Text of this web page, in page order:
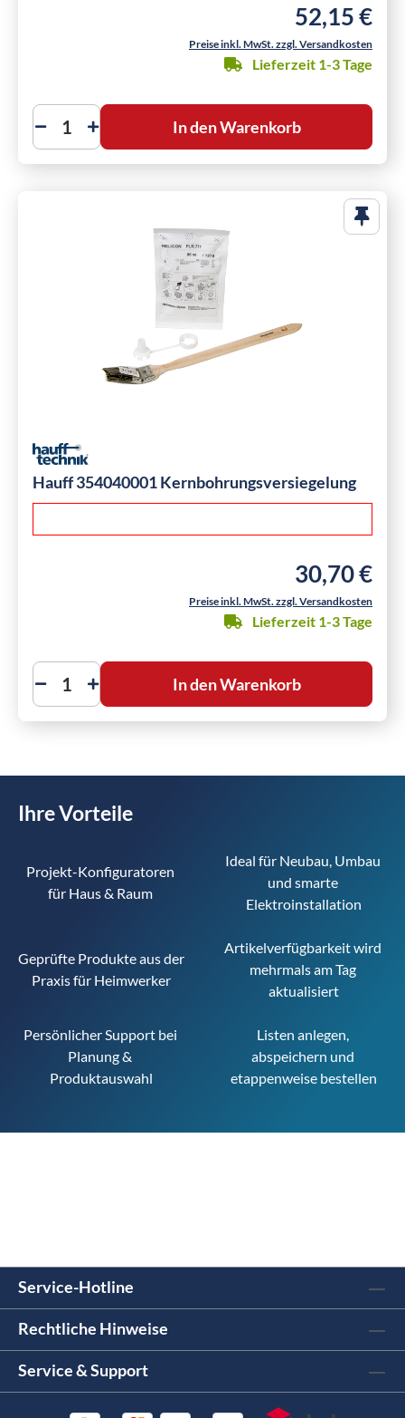
Regulärer
52,15 €
Preise inkl. MwSt. zzgl. Versandkosten
Lieferzeit 1-3 Tage
In den Warenkorb
Hauff 354040001 Kernbohrungsversiegelung
Regulärer
30,70 €
Preise inkl. MwSt. zzgl. Versandkosten
Lieferzeit 1-3 Tage
In den Warenkorb
Ihre Vorteile
Projekt-Konfiguratoren
für Haus & Raum
Ideal für Neubau, Umbau
und smarte
Elektroinstallation
Geprüfte Produkte aus der
Praxis für Heimwerker
Artikelverfügbarkeit wird
mehrmals am Tag
aktualisiert
Persönlicher Support bei
Planung &
Produktauswahl
Listen anlegen,
abspeichern und
etappenweise bestellen
Service-Hotline
Rechtliche Hinweise
Service & Support